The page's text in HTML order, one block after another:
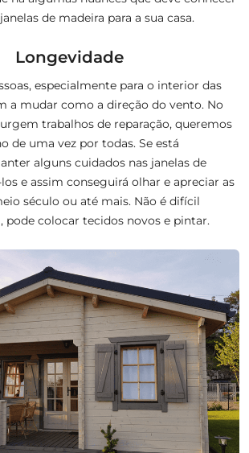
de madeira para a sua casa.
Longevidade
especialmente para o interior das
a mudar como a direção do vento. No
trabalhos de reparação, queremos
de uma vez por todas. Se está
alguns cuidados nas janelas de
e assim conseguirá olhar e apreciar as
século ou até mais. Não é difícil
pode colocar tecidos novos e pintar.